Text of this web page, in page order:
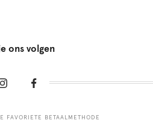
ons volgen
FAVORIETE BETAALMETHODE